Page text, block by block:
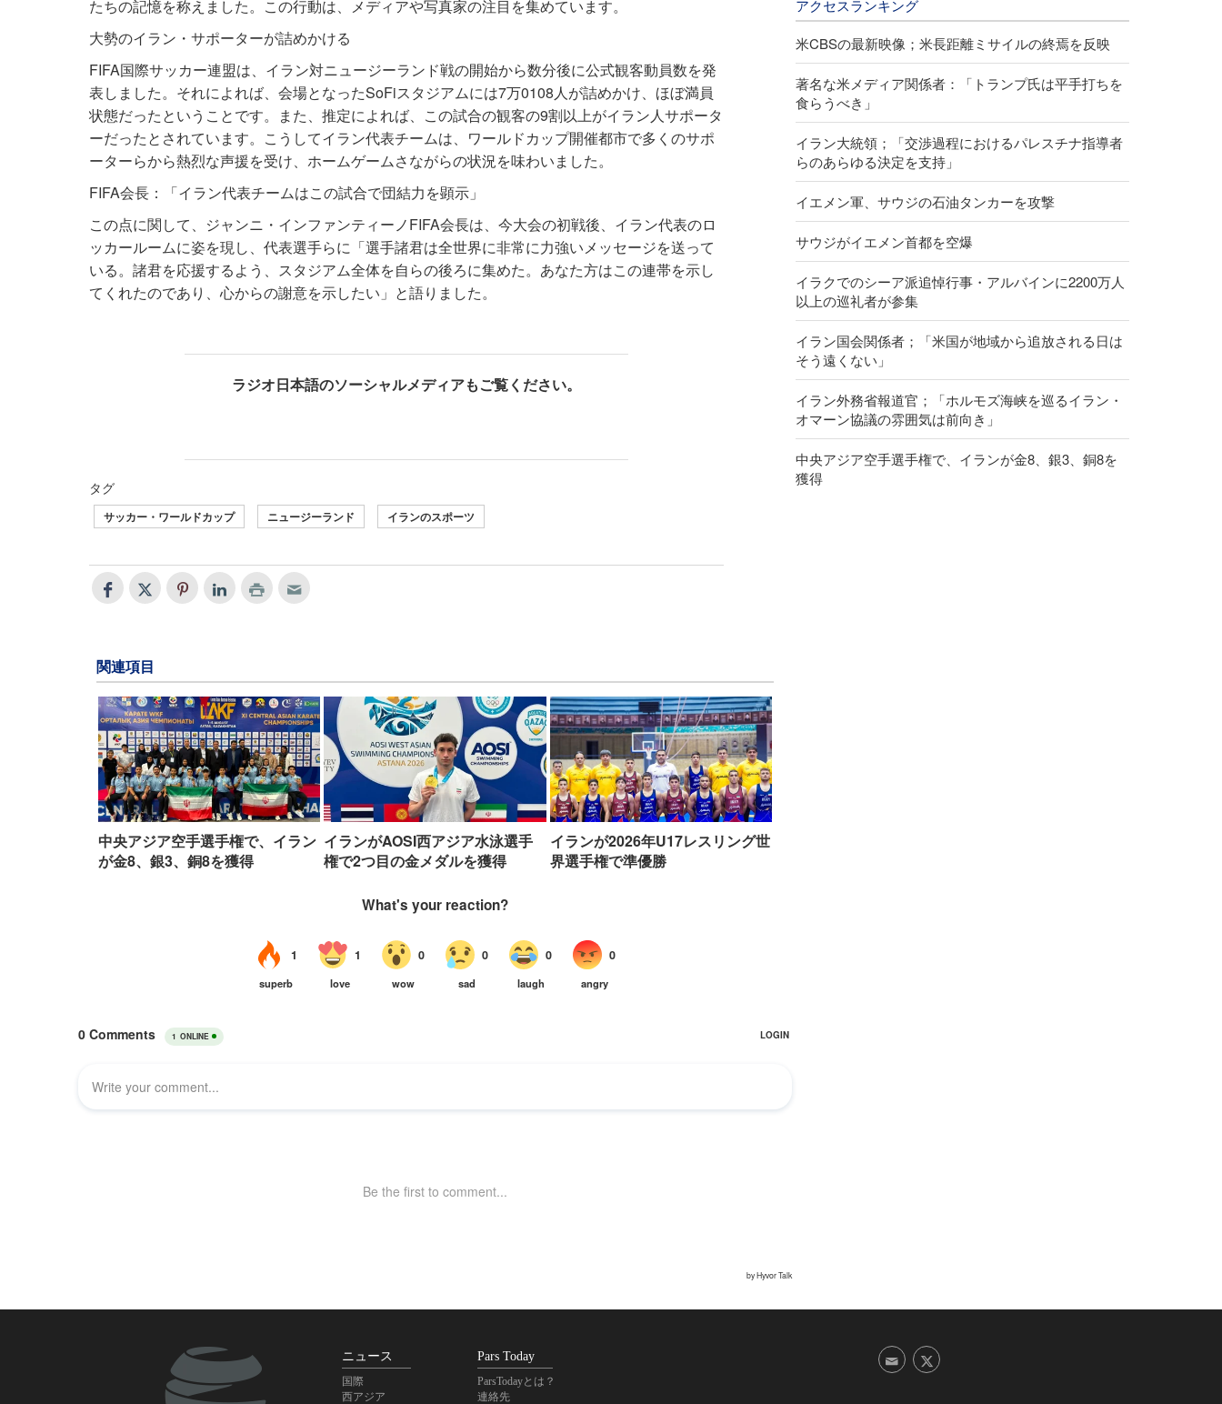
たちの記憶を称えました。この行動は、メディアや写真家の注目を集めています。
大勢のイラン・サポーターが詰めかける
FIFA国際サッカー連盟は、イラン対ニュージーランド戦の開始から数分後に公式観客動員数を発
表しました。それによれば、会場となったSoFiスタジアムには7万0108人が詰めかけ、ほぼ満員
状態だったということです。また、推定によれば、この試合の観客の9割以上がイラン人サポータ
ーだったとされています。こうしてイラン代表チームは、ワールドカップ開催都市で多くのサポ
ーターらから熱烈な声援を受け、ホームゲームさながらの状況を味わいました。
FIFA会長：「イラン代表チームはこの試合で団結力を顕示」
この点に関して、ジャンニ・インファンティーノFIFA会長は、今大会の初戦後、イラン代表のロ
ッカールームに姿を現し、代表選手らに「選手諸君は全世界に非常に力強いメッセージを送って
いる。諸君を応援するよう、スタジアム全体を自らの後ろに集めた。あなた方はこの連帯を示し
てくれたのであり、心からの謝意を示したい」と語りました。
ラジオ日本語のソーシャルメディアもご覧ください。
タグ
サッカー・ワールドカップ ニュージーランド イランのスポーツ
関連項目
中央アジア空手選手権で、イラン
が金8、銀3、銅8を獲得
イランがAOSI西アジア水泳選手
権で2つ目の金メダルを獲得
イランが2026年U17レスリング世
界選手権で準優勝
アクセスランキング
米CBSの最新映像；米長距離ミサイルの終焉を反映
著名な米メディア関係者：「トランプ氏は平手打ちを
食らうべき」
イラン大統領；「交渉過程におけるパレスチナ指導者
らのあらゆる決定を支持」
イエメン軍、サウジの石油タンカーを攻撃
サウジがイエメン首都を空爆
イラクでのシーア派追悼行事・アルバインに2200万人
以上の巡礼者が参集
イラン国会関係者；「米国が地域から追放される日は
そう遠くない」
イラン外務省報道官；「ホルモズ海峡を巡るイラン・
オマーン協議の雰囲気は前向き」
中央アジア空手選手権で、イランが金8、銀3、銅8を
獲得
ニュース
国際
西アジア
Pars Today
ParsTodayとは？
連絡先